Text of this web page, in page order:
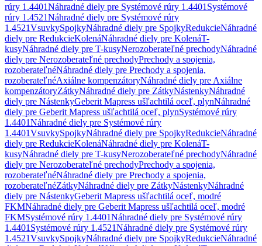
rúry 1.4401Náhradné diely pre Systémové rúry 1.4401 Systémové
rúry 1.4521Náhradné diely pre Systémové rúry
1.4521VsuvkySpojkyNáhradné diely pre SpojkyRedukcieNáhradné
diely pre RedukcieKolenáNáhradné diely pre KolenáT-
kusyNáhradné diely pre T-kusyNerozoberateľné prechodyNáhradné
diely pre Nerozoberateľné prechodyPrechody a spojenia,
rozoberateľnéNáhradné diely pre Prechody a spojenia,
rozoberateľnéAxiálne kompenzátoryNáhradné diely pre Axiálne
kompenzátoryZátkyNáhradné diely pre ZátkyNástenkyNáhradné
diely pre NástenkyGeberit Mapress ušľachtilá oceľ, plynNáhradné
diely pre Geberit Mapress ušľachtilá oceľ, plynSystémové rúry
1.4401Náhradné diely pre Systémové rúry
1.4401VsuvkySpojkyNáhradné diely pre SpojkyRedukcieNáhradné
diely pre RedukcieKolenáNáhradné diely pre KolenáT-
kusyNáhradné diely pre T-kusyNerozoberateľné prechodyNáhradné
diely pre Nerozoberateľné prechodyPrechody a spojenia,
rozoberateľnéNáhradné diely pre Prechody a spojenia,
rozoberateľnéZátkyNáhradné diely pre ZátkyNástenkyNáhradné
diely pre NástenkyGeberit Mapress ušľachtilá oceľ, modré
FKMNáhradné diely pre Geberit Mapress ušľachtilá oceľ, modré
FKMSystémové rúry 1.4401Náhradné diely pre Systémové rúry
1.4401 Systémové rúry 1.4521Náhradné diely pre Systémové rúry
1.4521VsuvkySpojkyNáhradné diely pre SpojkyRedukcieNáhradné